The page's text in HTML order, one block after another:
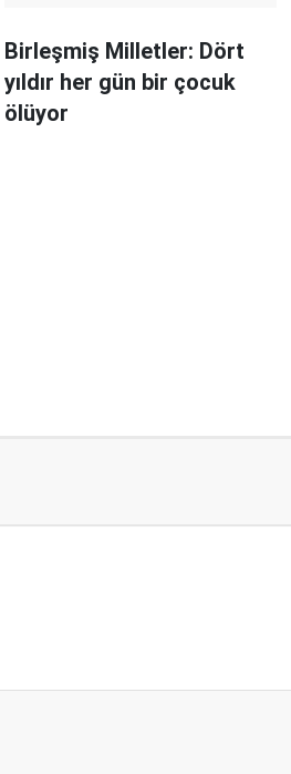
Birleşmiş Milletler: Dört
yıldır her gün bir çocuk
ölüyor